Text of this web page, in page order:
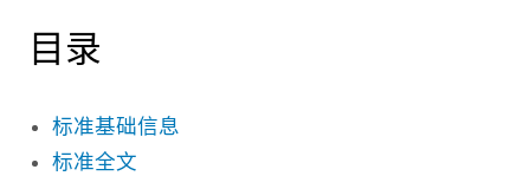
目录
标准基础信息
标准全文